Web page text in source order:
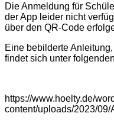
Die Anmeldung für
der App leider nicht
über den QR-Code
Eine bebilderte
findet sich unter
https://www.hoelty.de/
content/uploads/2023/